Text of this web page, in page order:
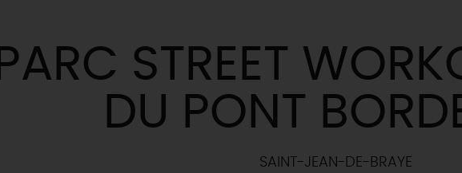
PARC STREET
DU PONT
SAINT-JEAN-DE-BRAYE